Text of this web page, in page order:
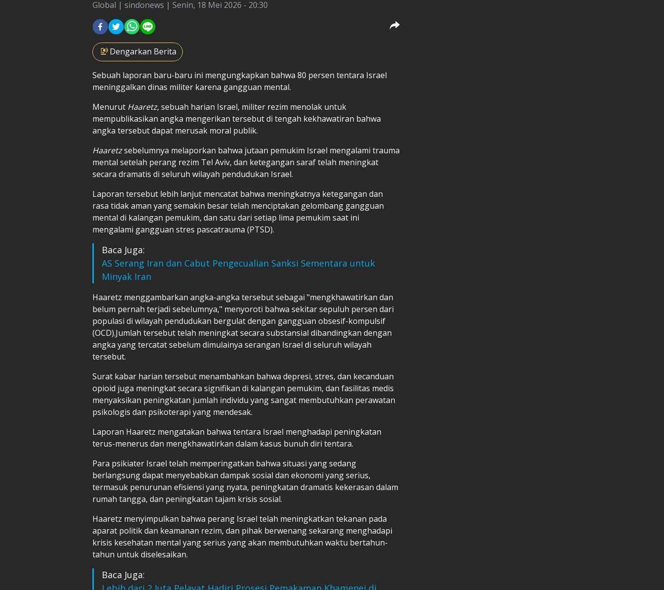
Global | sindonews | Senin, 18 Mei 2026 - 20:30
Dengarkan Berita
Sebuah laporan baru-baru ini mengungkapkan bahwa 80 persen tentara Israel
meninggalkan dinas militer karena gangguan mental.
Menurut Haaretz, sebuah harian Israel, militer rezim menolak untuk
mempublikasikan angka mengerikan tersebut di tengah kekhawatiran bahwa
angka tersebut dapat merusak moral publik.
Haaretzsebelumnya melaporkan bahwa jutaan pemukim Israel mengalami trauma
mental setelah perang rezim Tel Aviv, dan ketegangan saraf telah meningkat
secara dramatis di seluruh wilayah pendudukan Israel.
Laporan tersebut lebih lanjut mencatat bahwa meningkatnya ketegangan dan
rasa tidak aman yang semakin besar telah menciptakan gelombang gangguan
mental di kalangan pemukim, dan satu dari setiap lima pemukim saat ini
mengalami gangguan stres pascatrauma (PTSD).
Baca Juga:
AS Serang Iran dan Cabut Pengecualian Sanksi Sementara untuk
Minyak Iran
Haaretz menggambarkan angka-angka tersebut sebagai "mengkhawatirkan dan
belum pernah terjadi sebelumnya," menyoroti bahwa sekitar sepuluh persen dari
populasi di wilayah pendudukan bergulat dengan gangguan obsesif-kompulsif
(OCD).Jumlah tersebut telah meningkat secara substansial dibandingkan dengan
angka yang tercatat sebelum dimulainya serangan Israel di seluruh wilayah
tersebut.
Surat kabar harian tersebut menambahkan bahwa depresi, stres, dan kecanduan
opioid juga meningkat secara signifikan di kalangan pemukim, dan fasilitas medis
menyaksikan peningkatan jumlah individu yang sangat membutuhkan perawatan
psikologis dan psikoterapi yang mendesak.
Laporan Haaretz mengatakan bahwa tentara Israel menghadapi peningkatan
terus-menerus dan mengkhawatirkan dalam kasus bunuh diri tentara.
Para psikiater Israel telah memperingatkan bahwa situasi yang sedang
berlangsung dapat menyebabkan dampak sosial dan ekonomi yang serius,
termasuk penurunan efisiensi yang nyata, peningkatan dramatis kekerasan dalam
rumah tangga, dan peningkatan tajam krisis sosial.
Haaretz menyimpulkan bahwa perang Israel telah meningkatkan tekanan pada
aparat politik dan keamanan rezim, dan pihak berwenang sekarang menghadapi
krisis kesehatan mental yang serius yang akan membutuhkan waktu bertahun-
tahun untuk diselesaikan.
Baca Juga: